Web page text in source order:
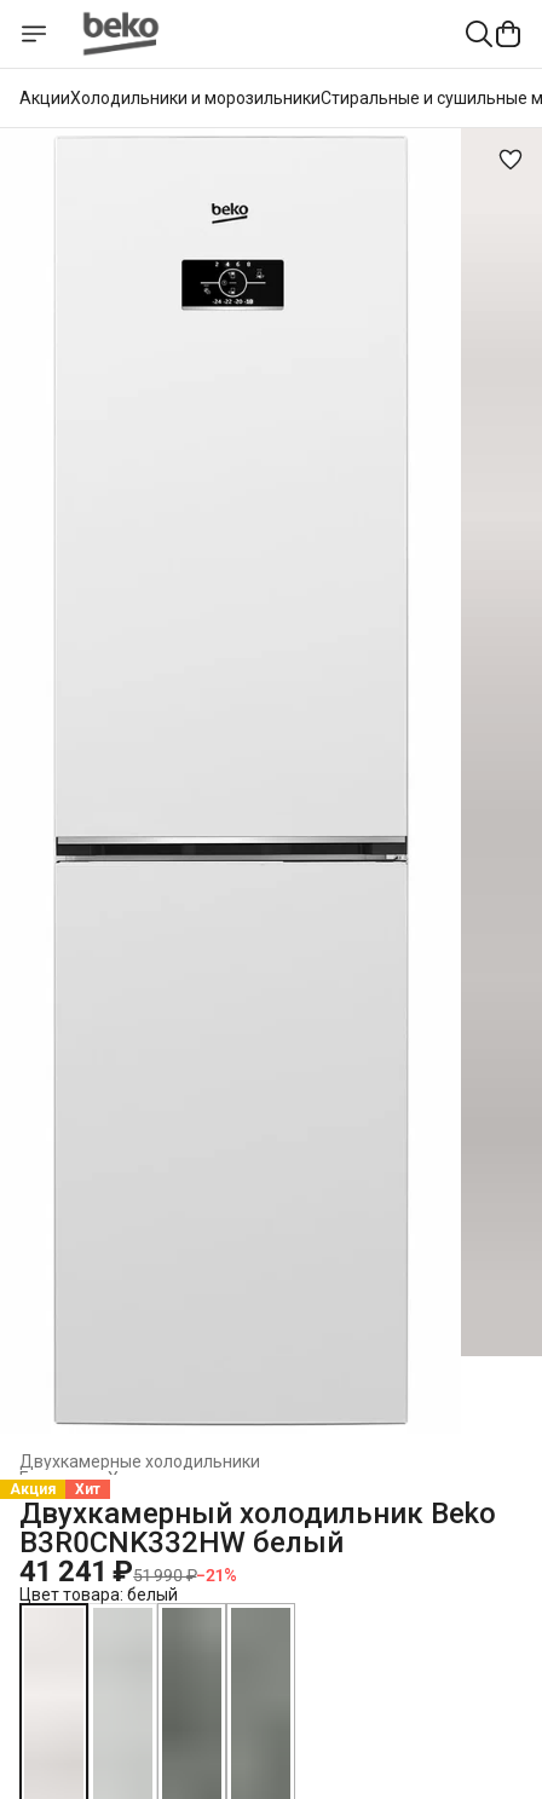
АкцииХолодильники и морозильникиСтиральные и сушильные
Двухкамерные холодильники
Холодильники и морозильники
Главная ›
Акция Хит
Двухкамерный холодильник Beko
B3R0CNK332HW белый
41 241 ₽51 990 ₽−21%
Цвет товара: белый